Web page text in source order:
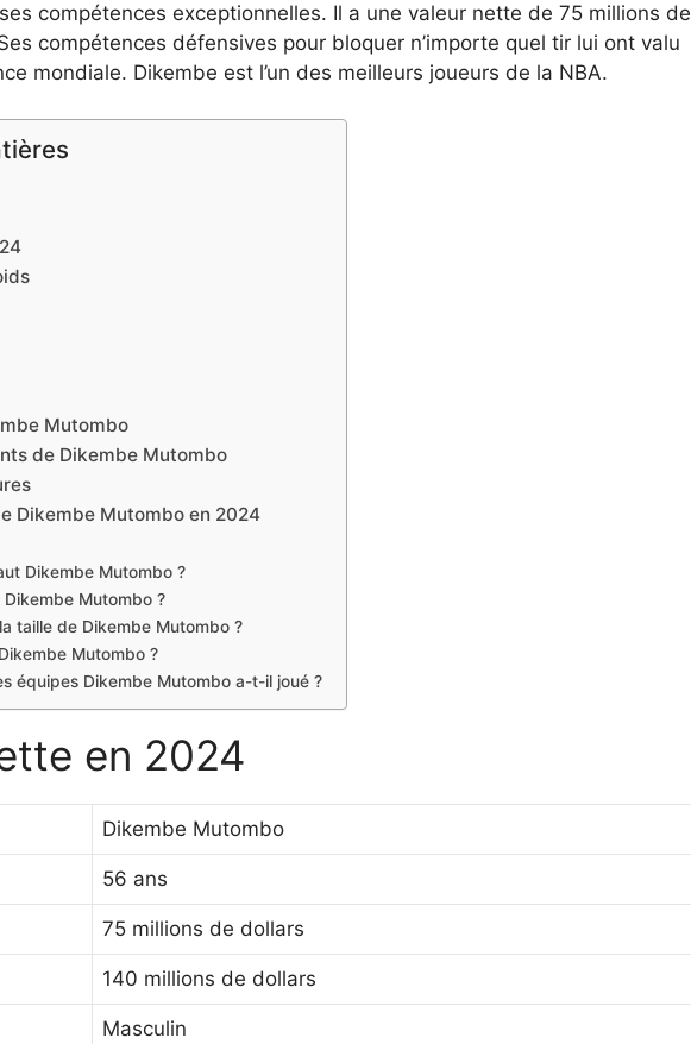
compétences exceptionnelles. Il a une valeur nette de 75 millions de
compétences défensives pour bloquer n’importe quel tir lui ont valu
mondiale. Dikembe est l’un des meilleurs joueurs de la NBA.
Mutombo
de Dikembe Mutombo
Dikembe Mutombo en 2024
Dikembe Mutombo ?
Dikembe Mutombo ?
taille de Dikembe Mutombo ?
Mutombo ?
équipes Dikembe Mutombo a-t-il joué ?
en 2024
Dikembe Mutombo
56 ans
75 millions de dollars
140 millions de dollars
Masculin